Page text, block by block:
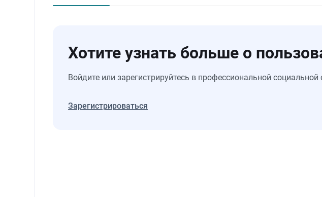
Хотите узнать больше о
Войдите или зарегистрируйтесь в профессиональной социальной
Зарегистрироваться